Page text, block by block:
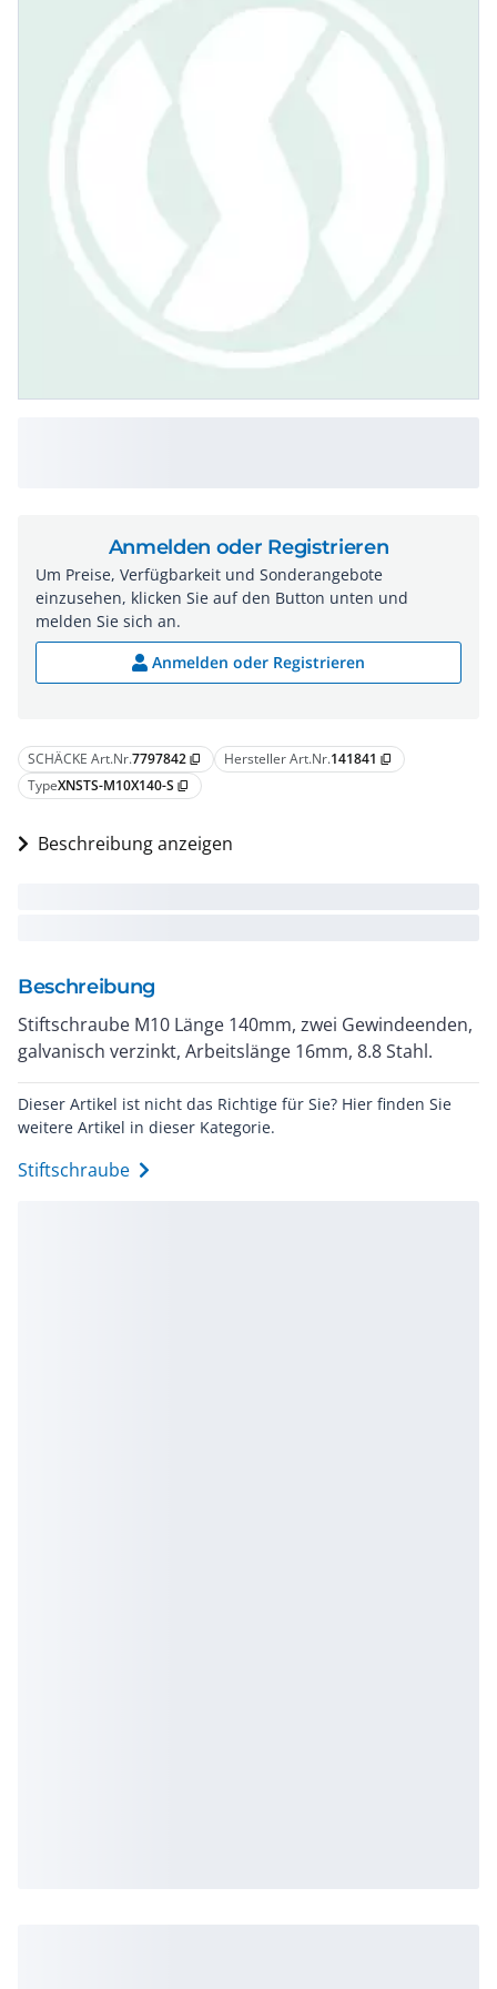
SCHÄCKE Art.Nr.7797842 content_copy Hersteller Art.Nr.141841 content_copy
TypeXNSTS-M10X140-S content_copy
Beschreibung anzeigen
Beschreibung
Stiftschraube M10 Länge 140mm, zwei Gewindeenden,
galvanisch verzinkt, Arbeitslänge 16mm, 8.8 Stahl.
Dieser Artikel ist nicht das Richtige für Sie? Hier finden Sie
weitere Artikel in dieser Kategorie.
Stiftschraube
Anmelden oder Registrieren
Um Preise, Verfügbarkeit und Sonderangebote
einzusehen, klicken Sie auf den Button unten und
melden Sie sich an.
Anmelden oder Registrieren